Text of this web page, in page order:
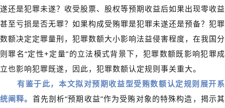
遂还是犯罪未遂？收受股票、股权等预期收益后如果出现零收益
甚至亏损是否无罪？如果构成受贿罪是犯罪未遂还是预备？犯罪
数额决定定罪量刑，犯罪数额大小影响法益侵害程度，在我国分
则罪名“定性+定量”的立法模式背景下，犯罪数额既影响犯罪成
立也影响犯罪既遂，因此，犯罪数额认定规则事关重大。
有鉴于此，本文拟对预期收益型受贿数额认定规则展开系
统阐释。 首先剖析“预期收益”作为受贿对象的特殊构造，揭示其